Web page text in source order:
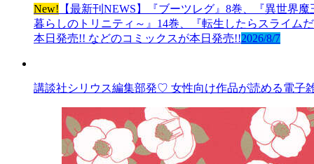
New! 【最新刊NEWS】『ブーツレグ』8巻、『異世界
暮らしのトリニティ～』14巻、『転生したらスライム
本日発売!! などのコミックスが本日発売!!2026/8/7
講談社シリウス編集部発♡ 女性向け作品が読める電子